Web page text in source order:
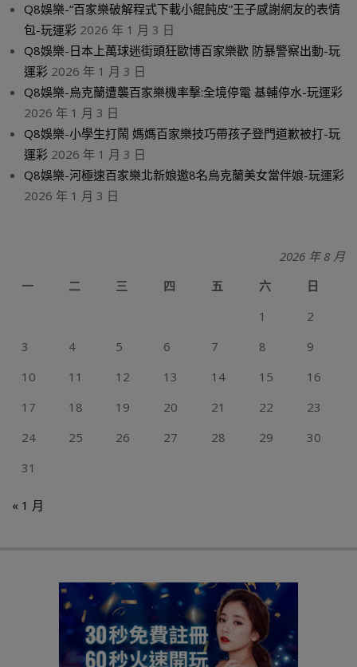
Q8娛樂-“百家樂破解程式下載小餛飩皮”王子感謝網友的表情
包-玩運彩 2026 年 1 月 3 日
Q8娛樂-日本上萬球迷街頭狂歐博百家樂歡 防暴警察出動-玩
運彩 2026 年 1 月 3 日
Q8娛樂-烏克蘭遭襲百家樂機率擊:全境停電 基輔停水-玩運彩
2026 年 1 月 3 日
Q8娛樂-小學生打鬧 媽媽百家樂技巧帶孩子登門道歉被打-玩
運彩 2026 年 1 月 3 日
Q8娛樂-河極速百家樂北新娘邀8名烏克蘭美女當伴娘-玩運彩
2026 年 1 月 3 日
2026 年 8 月
一
二 三 四 五 六
日
1
2
3
4 5 6 7 8
9
10
11 12 13 14 15
16
17
18 19 20 21 22
23
24
25 26 27 28 29
30
31
« 1 月